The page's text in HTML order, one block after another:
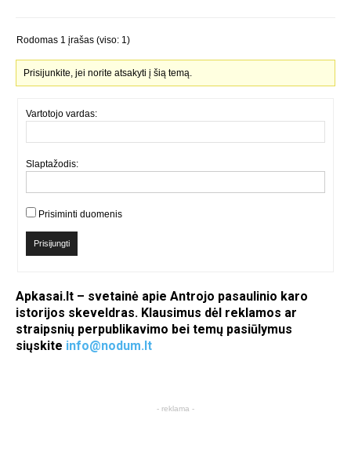
Rodomas 1 įrašas (viso: 1)
Prisijunkite, jei norite atsakyti į šią temą.
Vartotojo vardas:
Slaptažodis:
Prisiminti duomenis
Prisijungti
Apkasai.lt – svetainė apie Antrojo pasaulinio karo
istorijos skeveldras. Klausimus dėl reklamos ar
straipsnių perpublikavimo bei temų pasiūlymus
siųskite info@nodum.lt
- reklama -